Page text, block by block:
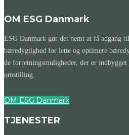
OM ESG Danmark
ESG Danmark gør det nemt at få adgang
bæredygtighed for lette og optimere
de forretningsmuligheder, der er
omstilling.
OM ESG Danmark
TJENESTER